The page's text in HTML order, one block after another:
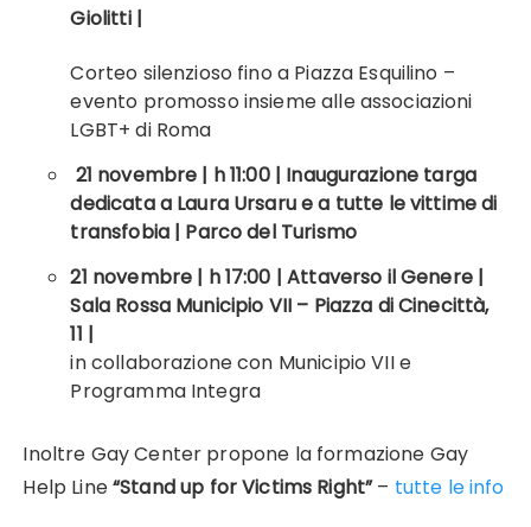
Giolitti |
Corteo silenzioso fino a Piazza Esquilino –
evento promosso insieme alle associazioni
LGBT+ di Roma
21 novembre | h 11:00 | Inaugurazione targa
dedicata a Laura Ursaru e a tutte le vittime di
transfobia | Parco del Turismo
21 novembre | h 17:00 | Attaverso il Genere |
Sala Rossa Municipio VII – Piazza di Cinecittà,
11 |
in collaborazione con Municipio VII e
Programma Integra
Inoltre Gay Center propone la formazione Gay
Help Line“Stand up for Victims Right”– tutte le info